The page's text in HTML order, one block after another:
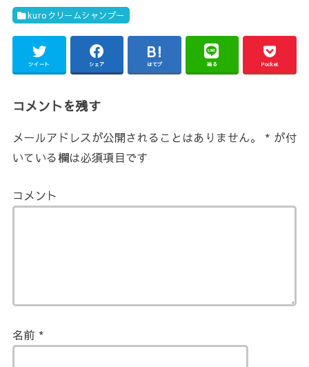
kuroクリームシャンプー
ツイート シェア はてブ 送る Pocket
コメントを残す
メールアドレスが公開されることはありません。 * が付
いている欄は必須項目です
コメント
名前 *